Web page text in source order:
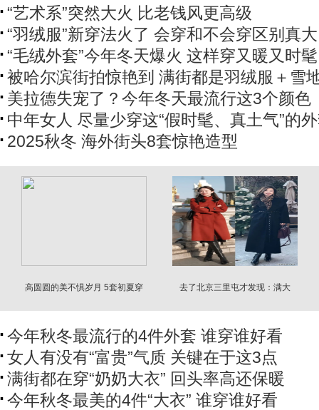
“艺术系”突然大火 比老钱风更高级
“羽绒服”新穿法火了 会穿和不会穿区别真大
“毛绒外套”今年冬天爆火 这样穿又暖又时髦
被哈尔滨街拍惊艳到 满街都是羽绒服＋雪
美拉德失宠了？今年冬天最流行这3个颜色
中年女人 尽量少穿这“假时髦、真土气”的
2025秋冬 海外街头8套惊艳造型
高圆圆的美不惧岁月 5套初夏穿
去了北京三里屯才发现：满大
今年秋冬最流行的4件外套 谁穿谁好看
女人有没有“富贵”气质 关键在于这3点
满街都在穿“奶奶大衣” 回头率高还保暖
今年秋冬最美的4件“大衣” 谁穿谁好看